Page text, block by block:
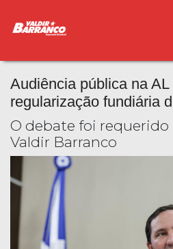
Audiência pública na
regularização fundiária
O debate foi
Valdir Barranco